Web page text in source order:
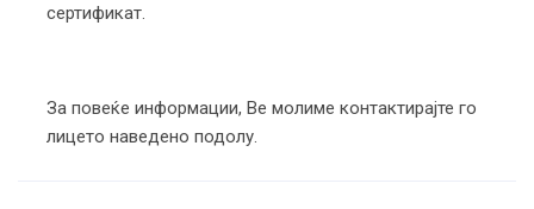
сертификат.
За повеќе информации, Ве молиме контактирајте го
лицето наведено подолу.